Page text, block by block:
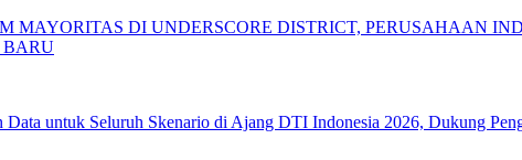
MAYORITAS DI UNDERSCORE DISTRICT, PERUSAHAAN
BARU
untuk Seluruh Skenario di Ajang DTI Indonesia 2026, Dukung